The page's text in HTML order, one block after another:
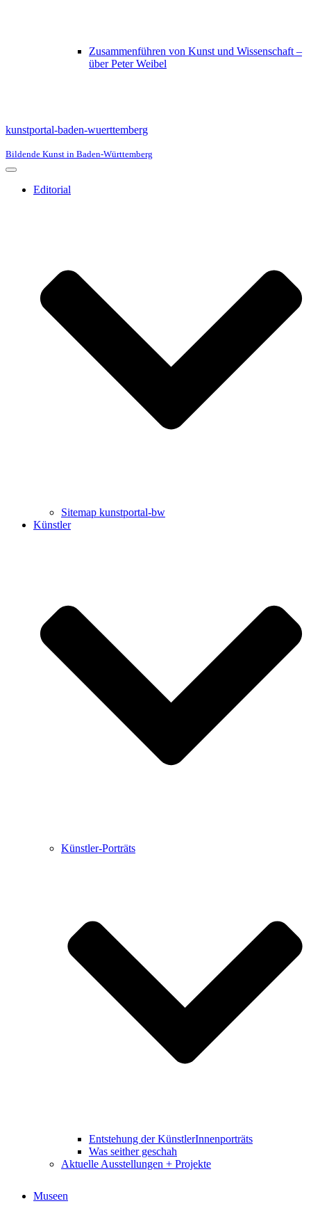
Zusammenführen von Kunst und Wissenschaft –
über Peter Weibel
Uli Rothfuss
Harald Schwiers
Buchbesprechungen von Harald Schwiers
Haralds Streifzüge
Hörtipps von Harald Schwiers
Kunstausflüge mit Sigrid Balke
Marc Peschke – Out of The Länd
Buchtipps von Uli Rothfuss
kunstportal-baden-wuerttemberg
Bildende Kunst in Baden-Württemberg
Navigationsmenü
Editorial
Sitemap kunstportal-bw
Künstler
Künstler-Porträts
Entstehung der KünstlerInnenporträts
Was seither geschah
Aktuelle Ausstellungen + Projekte
Museen